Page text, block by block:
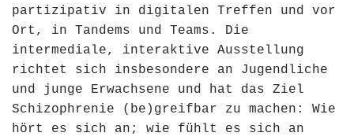
partizipativ in digitalen Treffen und vor
Ort, in Tandems und Teams. Die
intermediale, interaktive Ausstellung
richtet sich insbesondere an Jugendliche
und junge Erwachsene und hat das Ziel
Schizophrenie (be)greifbar zu machen: Wie
hört es sich an; wie fühlt es sich an